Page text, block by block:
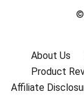
©
About Us
Product
Affiliate